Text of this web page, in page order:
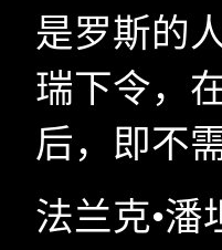
是罗斯的
瑞下令，
后，即不
法兰克•潘